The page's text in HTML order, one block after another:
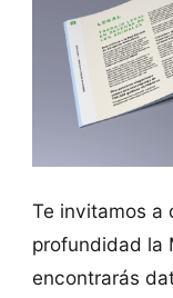
Te invitamos a
profundidad la
encontrarás